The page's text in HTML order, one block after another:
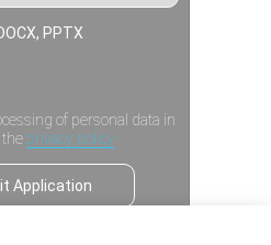
PPTX
of personal data in
privacy policy
Application